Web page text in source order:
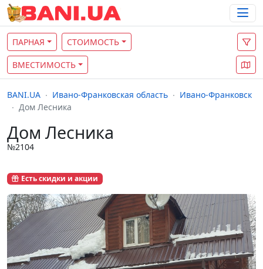
ПАРНАЯ СТОИМОСТЬ
ВМЕСТИМОСТЬ
BANI.UA Ивано-Франковская область
Ивано-Франковск
Дом Лесника
Дом Лесника
№2104
Есть скидки и акции